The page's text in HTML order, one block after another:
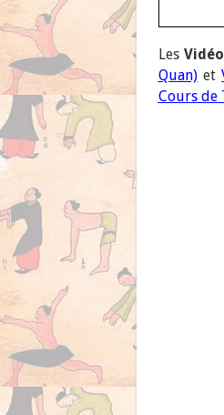
Les
Quan)et
Cours de